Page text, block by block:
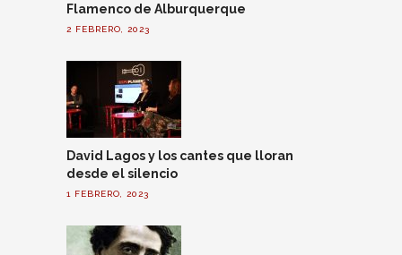
Flamenco de Alburquerque
2 FEBRERO, 2023
David Lagos y los cantes que lloran
desde el silencio
1 FEBRERO, 2023